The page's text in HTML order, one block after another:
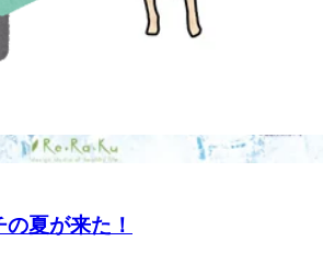
イオンモール木更津店のブログ
りがとうございます☆こちらのほうの
りになってしまい申し訳ございませ
ッドスパは非常に人気です☆人気のた
ネの香りが現在欠品中につき、爽快ヘ
たしますが、ご了承のほどよろしくお
は“溜まる前”のケアが大切！疲れを
イオンモール木更津店のブログ
りがとうございます。先週までは真夏
ここ最近は急に肌寒くなってきました
に昼は暑い」「何となくだるい」「疲
首がガチガチ…」そんな不調を感じて
夏が来た！